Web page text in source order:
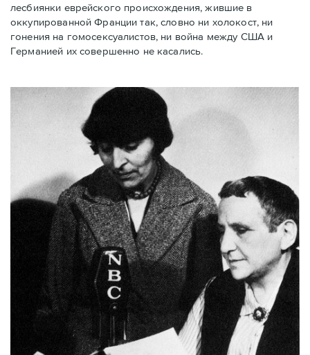
лесбиянки еврейского происхождения, жившие в
оккупированной Франции так, словно ни холокост, ни
гонения на гомосексуалистов, ни война между США и
Германией их совершенно не касались.